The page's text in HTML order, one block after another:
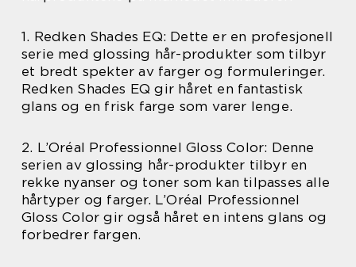
1. Redken Shades EQ: Dette er en profesjonell
serie med glossing hår-produkter som tilbyr
et bredt spekter av farger og formuleringer.
Redken Shades EQ gir håret en fantastisk
glans og en frisk farge som varer lenge.
2. L’Oréal Professionnel Gloss Color: Denne
serien av glossing hår-produkter tilbyr en
rekke nyanser og toner som kan tilpasses alle
hårtyper og farger. L’Oréal Professionnel
Gloss Color gir også håret en intens glans og
forbedrer fargen.